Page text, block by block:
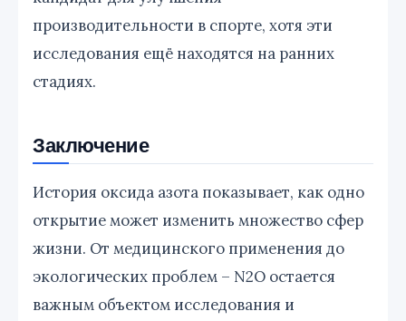
производительности в спорте, хотя эти
исследования ещё находятся на ранних
стадиях.
Заключение
История оксида азота показывает, как одно
открытие может изменить множество сфер
жизни. От медицинского применения до
экологических проблем – N2O остается
важным объектом исследования и